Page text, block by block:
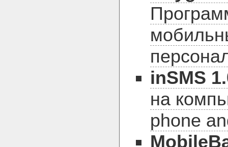
inSMS
на
phone